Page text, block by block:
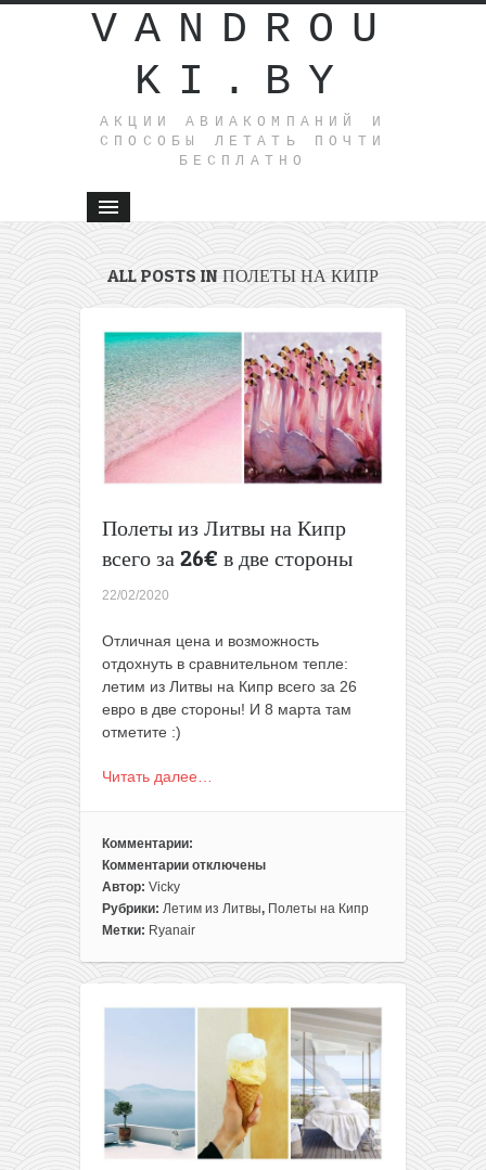
VANDROU
KI.BY
АКЦИИ АВИАКОМПАНИЙ И
СПОСОБЫ ЛЕТАТЬ ПОЧТИ
БЕСПЛАТНО
ALL POSTS IN ПОЛЕТЫ НА КИПР
Полеты из Литвы на Кипр
всего за 26€ в две стороны
22/02/2020
Отличная цена и возможность
отдохнуть в сравнительном тепле:
летим из Литвы на Кипр всего за 26
евро в две стороны! И 8 марта там
отметите :)
Читать далее…
Комментарии:
Комментарии
к
записи
Полеты
Литвы
две
стороны
отключены
Автор: Vicky
Рубрики: Летим из Литвы, Полеты на Кипр
Метки: Ryanair